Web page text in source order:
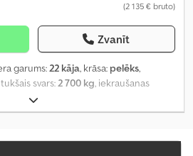
(2 135 € bruto)
Zvanīt
garums:22 kāja, krāsa: pelēks,
tukšais svars:2 700 kg, iekraušanas
vietas platums:
, iekraušanas telpas augstums:2 460